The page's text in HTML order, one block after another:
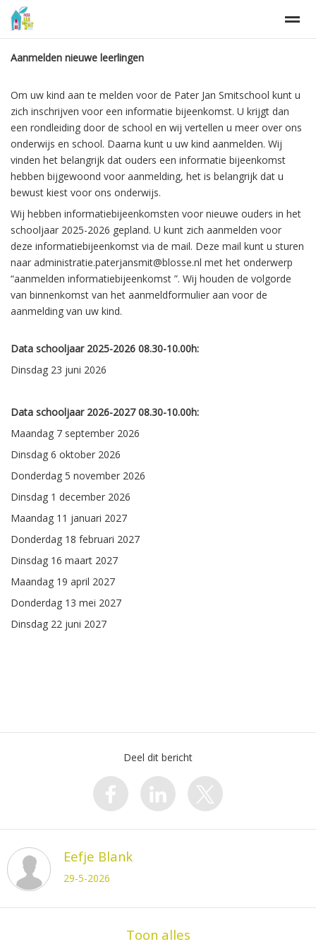
Welkom bij PJS Contact
Home Zoeken Agenda Nieuws
Aanmelden nieuwe leerlingen
Om uw kind aan te melden voor de Pater Jan Smitschool kunt u
zich inschrijven voor een informatie bijeenkomst. U krijgt dan
een rondleiding door de school en wij vertellen u meer over ons
onderwijs en school. Daarna kunt u uw kind aanmelden. Wij
vinden het belangrijk dat ouders een informatie bijeenkomst
hebben bijgewoond voor aanmelding, het is belangrijk dat u
bewust kiest voor ons onderwijs.
Wij hebben informatiebijeenkomsten voor nieuwe ouders in het
schooljaar 2025-2026 gepland. U kunt zich aanmelden voor
deze informatiebijeenkomst via de mail. Deze mail kunt u sturen
naar administratie.paterjansmit@blosse.nl met het onderwerp
“aanmelden informatiebijeenkomst ”. Wij houden de volgorde
van binnenkomst van het aanmeldformulier aan voor de
aanmelding van uw kind.
Data schooljaar 2025-2026 08.30-10.00h:
Dinsdag 23 juni 2026
Data schooljaar 2026-2027 08.30-10.00h:
Maandag 7 september 2026
Dinsdag 6 oktober 2026
Donderdag 5 november 2026
Dinsdag 1 december 2026
Maandag 11 januari 2027
Donderdag 18 februari 2027
Dinsdag 16 maart 2027
Maandag 19 april 2027
Donderdag 13 mei 2027
Dinsdag 22 juni 2027
Deel dit bericht
Eefje Blank
29-5-2026
Toon alles